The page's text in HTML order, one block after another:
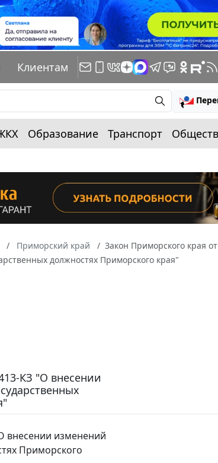
Клиентам
Образование Транспорт
Приморский край
Закон Приморского края
должностях Приморского края"
КЗ "О внесении
внесении изменений
Приморского